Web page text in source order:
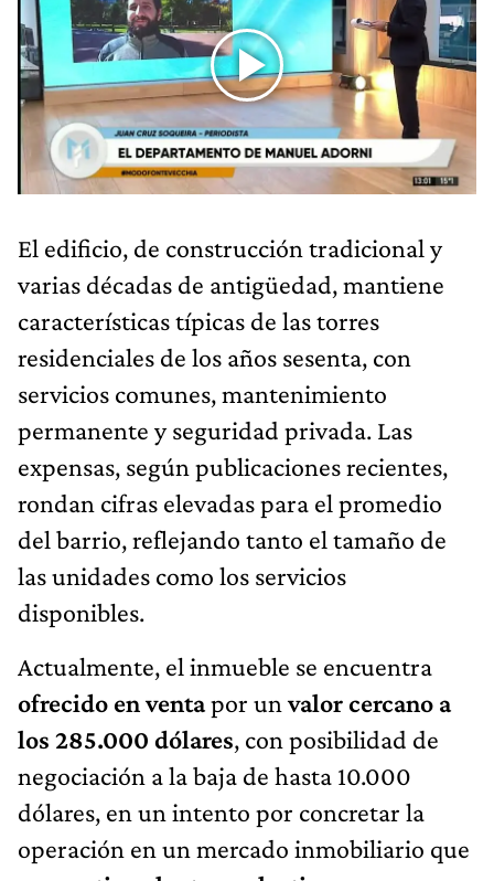
El edificio, de construcción tradicional y
varias décadas de antigüedad, mantiene
características típicas de las torres
residenciales de los años sesenta, con
servicios comunes, mantenimiento
permanente y seguridad privada. Las
expensas, según publicaciones recientes,
rondan cifras elevadas para el promedio
del barrio, reflejando tanto el tamaño de
las unidades como los servicios
disponibles.
Actualmente, el inmueble se encuentra
ofrecido en ventapor unvalor cercano a
los 285.000 dólares, con posibilidad de
negociación a la baja de hasta 10.000
dólares, en un intento por concretar la
operación en un mercado inmobiliario que